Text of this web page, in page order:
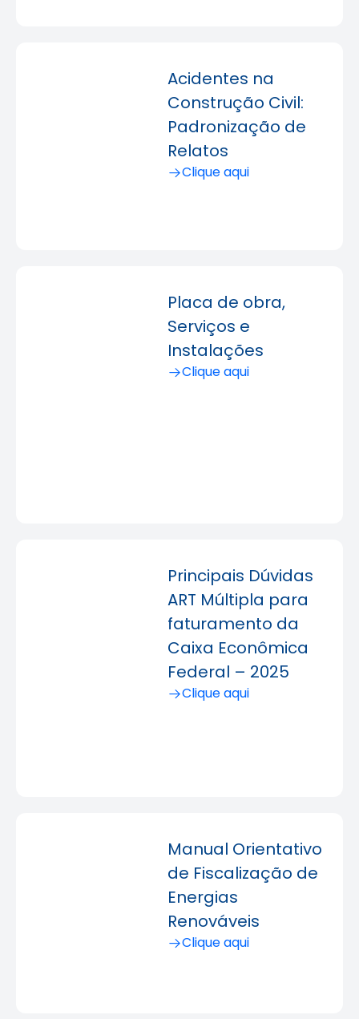
Acidentes na
Construção Civil:
Padronização de
Relatos
Clique aqui
Placa de obra,
Serviços e
Instalações
Clique aqui
Principais Dúvidas
ART Múltipla para
faturamento da
Caixa Econômica
Federal – 2025
Clique aqui
Manual Orientativo
de Fiscalização de
Energias
Renováveis
Clique aqui